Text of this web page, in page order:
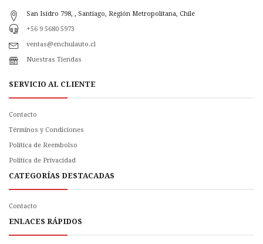
San Isidro 798, , Santiago, Región Metropolitana, Chile
+56 9 5680 5973
ventas@enchulauto.cl
Nuestras Tiendas
SERVICIO AL CLIENTE
Contacto
Términos y Condiciones
Política de Reembolso
Politica de Privacidad
CATEGORÍAS DESTACADAS
Contacto
ENLACES RÁPIDOS